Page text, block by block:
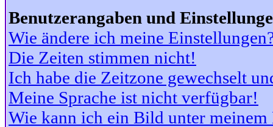
Benutzerangaben und
Wie ändere ich meine
Die Zeiten stimmen nicht!
Ich habe die Zeitzone gewechselt
Meine Sprache ist nicht verfügbar!
Wie kann ich ein Bild unter meinem